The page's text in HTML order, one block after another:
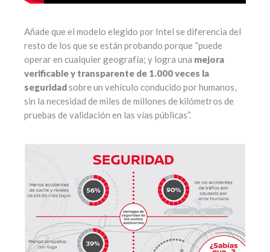
Añade que el modelo elegido por Intel se diferencia del
resto de los que se están probando porque “puede
operar en cualquier geografía; y logra una mejora
verificable y transparente de 1.000 veces la
seguridadsobre un vehículo conducido por humanos,
sin la necesidad de miles de millones de kilómetros de
pruebas de validación en las vías públicas”.